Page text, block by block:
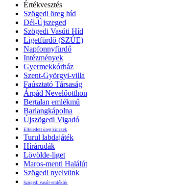
Értékvesztés
Szögedi öreg híd
Dél-Újszeged
Szögedi Vasúti Híd
Ligetfürdő (SZÚE)
Napfonnyfürdő
Intézmények
Gyermekkórház
Szent-Györgyi-villa
Faúsztató Társaság
Árpád Nevelőotthon
Bertalan emlékmű
Barlangkápolna
Újszögedi Vigadó
Elfeledett öreg kincsek
Turul labdajáték
Hírárudák
Lövölde-liget
Maros-menti Halálút
Szögedi nyelvünk
Szögedi vasút-emlékök